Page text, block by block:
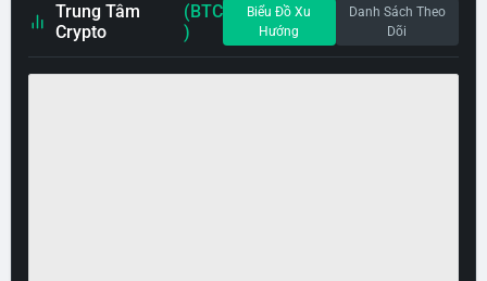
Trung Tâm
Crypto
(BTC
)
Biểu Đồ Xu
Hướng
Danh Sách Theo
Dõi